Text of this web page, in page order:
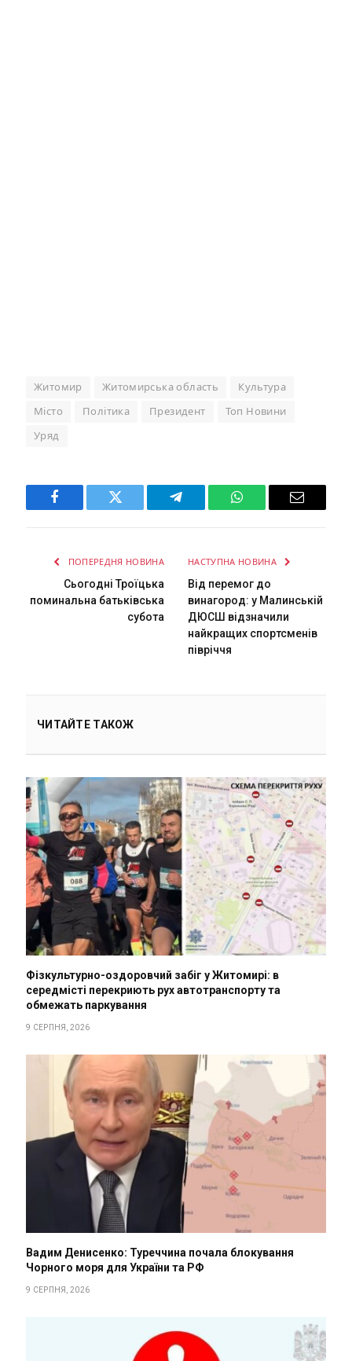
Житомир Житомирська область Культура
Місто Політика Президент Топ Новини
Уряд
Facebook Twitter Telegram WhatsAppEmail
ПОПЕРЕДНЯ НОВИНА
Сьогодні Троїцька
поминальна батьківська
субота
НАСТУПНА НОВИНА
Від перемог до
винагород: у Малинській
ДЮСШ відзначили
найкращих спортсменів
півріччя
ЧИТАЙТЕ ТАКОЖ
Фізкультурно-оздоровчий забіг у Житомирі: в
середмісті перекриють рух автотранспорту та
обмежать паркування
9 СЕРПНЯ, 2026
Вадим Денисенко: Туреччина почала блокування
Чорного моря для України та РФ
9 СЕРПНЯ, 2026